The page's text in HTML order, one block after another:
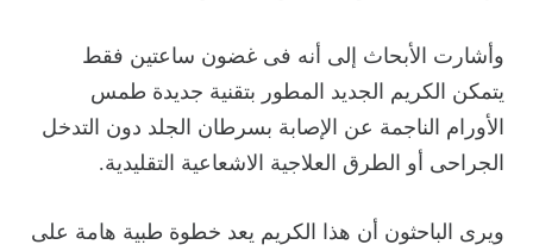
وأشارت الأبحاث إلى أنه فى غضون ساعتين فقط
يتمكن الكريم الجديد المطور بتقنية جديدة طمس
الأورام الناجمة عن الإصابة بسرطان الجلد دون التدخل
الجراحى أو الطرق العلاجية الاشعاعية التقليدية.
ويرى الباحثون أن هذا الكريم يعد خطوة طبية هامة على